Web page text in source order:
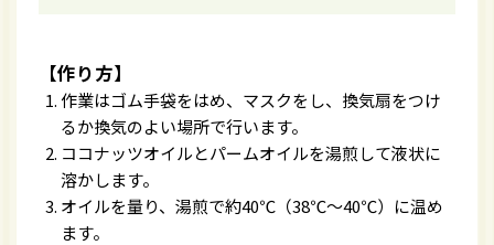
【作り方】
作業はゴム手袋をはめ、マスクをし、換気扇をつけ
るか換気のよい場所で行います。
ココナッツオイルとパームオイルを湯煎して液状に
溶かします。
オイルを量り、湯煎で約40℃（38℃〜40℃）に温め
ます。